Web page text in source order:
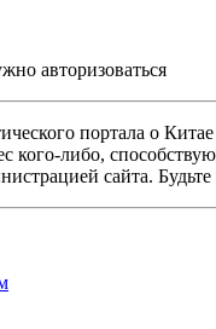
авторизоваться
портала о
кого-либо,
сайта.